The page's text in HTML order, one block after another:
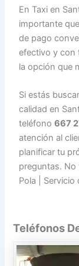
En Taxi en
importante
de pago
efectivo y con
la opción que
Si estás
calidad en
teléfono667
atención al
planificar tu
preguntas. No
Pola | Servicio
Teléfonos